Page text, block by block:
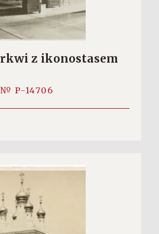
z ikonostasem
№ P-14706